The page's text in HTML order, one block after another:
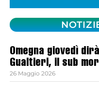
Omegna giovedì
Gualtieri, il sub
26 Maggio 2026